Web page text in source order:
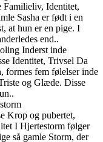
Familieliv, Identitet,
Sasha er født i en
at hun er en pige. I
end..
Inderst inde
Identitet, Trivsel Da
formes fem følelser inde
og Glæde. Disse
Krop og pubertet,
I Hjertestorm følger
så gamle Storm, der